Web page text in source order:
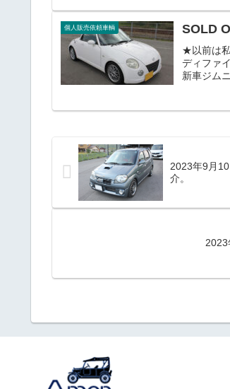
個人販売依頼車輌 SOLD
★以前は
ディファ
新車ジム
行：
ますが今
2023年9月
介。